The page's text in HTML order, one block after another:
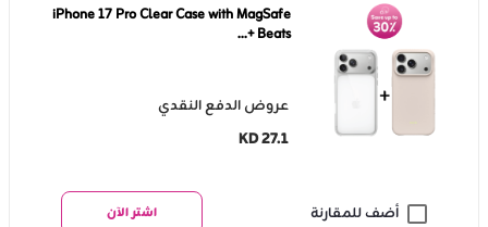
iPhone 17 Pro Clear Case with MagSafe
+ Beats...
عروض الدفع النقدي
KD 27.1
أضف للمقارنة اشتر الآن